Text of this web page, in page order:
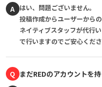
A はい、問題ございません。
投稿作成からユーザーから
ネイティブスタッフが代行
で行いますのでご安心くださ
Q まだREDのアカウントを